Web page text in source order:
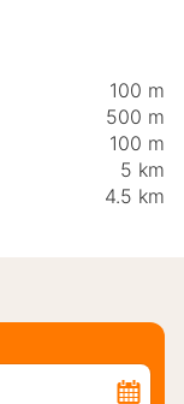
100 m
500 m
100 m
5 km
4.5 km